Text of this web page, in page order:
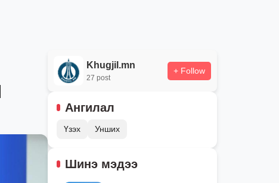
Khugjil.mn
27 post
+ Follow
Ангилал
Үзэх Унших
Шинэ мэдээ